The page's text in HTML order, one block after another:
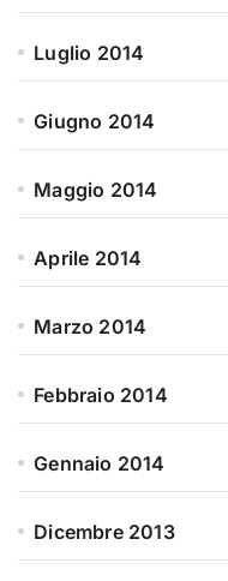
Luglio 2014
Giugno 2014
Maggio 2014
Aprile 2014
Marzo 2014
Febbraio 2014
Gennaio 2014
Dicembre 2013